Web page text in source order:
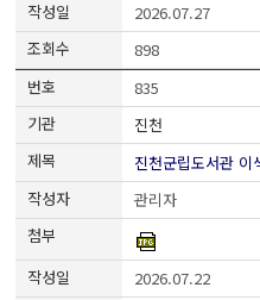
2026.07.27
898
835
진천
진천군립도서관
관리자
2026.07.22